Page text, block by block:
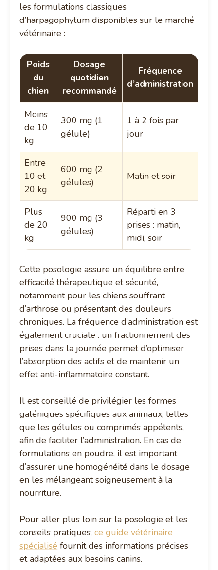
les formulations classiques
d’harpagophytum disponibles sur le marché
vétérinaire :
Poids
du
chien
Dosage
quotidien
recommandé
Fréquence
d’administration
Moins
de 10
kg
300 mg (1
gélule)
1 à 2 fois par
jour
Entre
10 et
20 kg
600 mg (2
gélules)
Matin et soir
Plus
de 20
kg
900 mg (3
gélules)
Réparti en 3
prises : matin,
midi, soir
Cette posologie assure un équilibre entre
efficacité thérapeutique et sécurité,
notamment pour les chiens souffrant
d’arthrose ou présentant des douleurs
chroniques. La fréquence d’administration est
également cruciale : un fractionnement des
prises dans la journée permet d’optimiser
l’absorption des actifs et de maintenir un
effet anti-inflammatoire constant.
Il est conseillé de privilégier les formes
galéniques spécifiques aux animaux, telles
que les gélules ou comprimés appétents,
afin de faciliter l’administration. En cas de
formulations en poudre, il est important
d’assurer une homogénéité dans le dosage
en les mélangeant soigneusement à la
nourriture.
Pour aller plus loin sur la posologie et les
conseils pratiques,ce guide vétérinaire
spécialisé fournit des informations précises
et adaptées aux besoins canins.